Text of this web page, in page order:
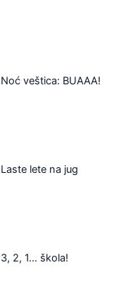
Noć veštica: BUAAA!
Laste lete na jug
3, 2, 1… škola!